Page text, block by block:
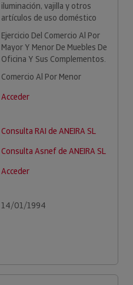
iluminación, vajilla y otros
artículos de uso doméstico
Ejercicio Del Comercio Al Por
Mayor Y Menor De Muebles De
Oficina Y Sus Complementos.
Comercio Al Por Menor
Acceder
Consulta RAI de ANEIRA SL
Consulta Asnef de ANEIRA SL
Acceder
14/01/1994